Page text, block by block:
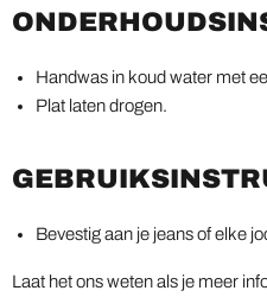
Handwas in koud water met
Plat laten drogen.
Bevestig aan je jeans of elke
Laat het ons weten als je meer